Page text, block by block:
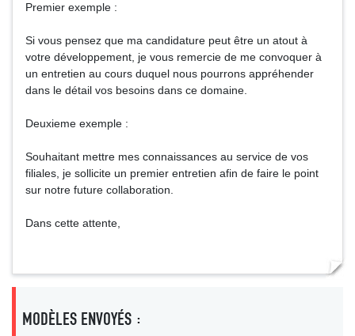
Premier exemple :
Si vous pensez que ma candidature peut être un atout à
votre développement, je vous remercie de me convoquer à
un entretien au cours duquel nous pourrons appréhender
dans le détail vos besoins dans ce domaine.
Deuxieme exemple :
Souhaitant mettre mes connaissances au service de vos
filiales, je sollicite un premier entretien afin de faire le point
sur notre future collaboration.
Dans cette attente,
MODÈLES ENVOYÉS :